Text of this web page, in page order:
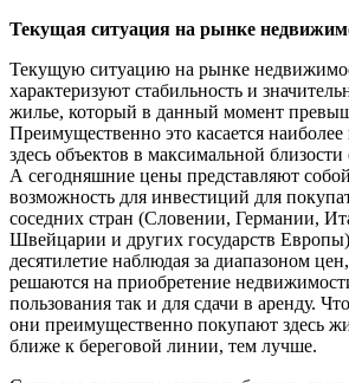
Текущая ситуация на рынке
Текущую ситуацию на рынке
характеризуют стабильность и
жилье, который в данный момент
Преимущественно это касается
здесь объектов в максимальной
А сегодняшние цены представляют
возможность для инвестиций для
соседних стран (Словении, Германии,
Швейцарии и других государств
десятилетие наблюдая за диапазоном
решаются на приобретение
пользования так и для сдачи в аренду.
они преимущественно покупают здесь
ближе к береговой линии, тем лучше.